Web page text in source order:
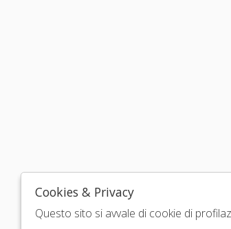
Cookies & Privacy
Questo sito si avvale di cookie di